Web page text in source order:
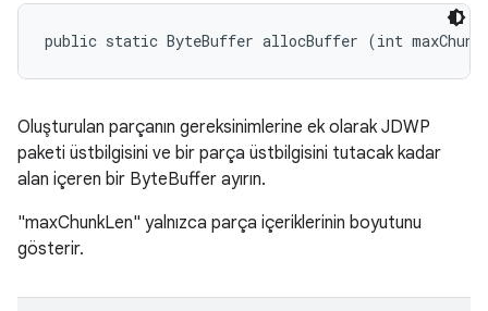
public static ByteBuffer allocBuffer (int
Oluşturulan parçanın gereksinimlerine ek olarak JDWP
paketi üstbilgisini ve bir parça üstbilgisini tutacak kadar
alan içeren bir ByteBuffer ayırın.
"maxChunkLen" yalnızca parça içeriklerinin boyutunu
gösterir.